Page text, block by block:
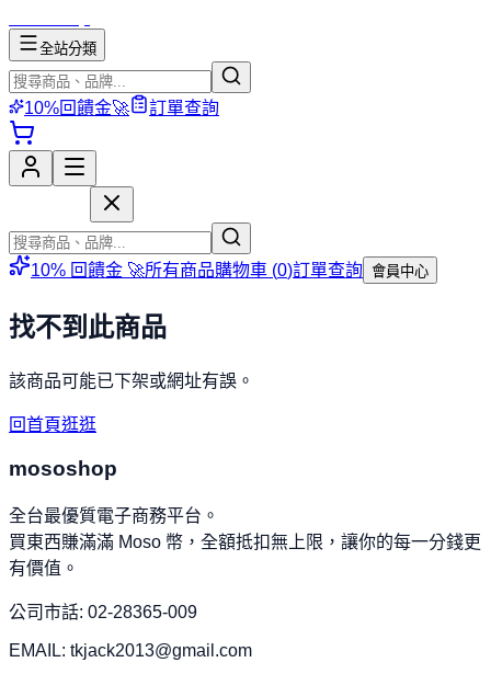
全站分類
10%回饋金🚀 訂單查詢
10% 回饋金 🚀所有商品購物車 (0)訂單查詢 會員中心
找不到此商品
該商品可能已下架或網址有誤。
回首頁逛逛
mososhop
全台最優質電子商務平台。
買東西賺滿滿 Moso 幣，全額抵扣無上限，讓你的每一分錢更
有價值。
公司市話: 02-28365-009
EMAIL: tkjack2013@gmail.com